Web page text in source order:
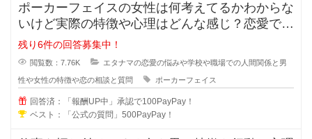
ポーカーフェイスの女性は何考えてるかわからな
いけど実際の特徴や心理はどんな感じ？恋愛では
ポーカーフェイスの女性ってモテる
残り6件の回答募集中！
閲覧数：7.76K エタナマの恋愛の悩みや学校や職場での人間関係と男
性や女性の特徴や恋の相談と質問 ポーカーフェイス
回答済：「報酬UP中」承認で100PayPay！
ベスト：「公式の質問」500PayPay！